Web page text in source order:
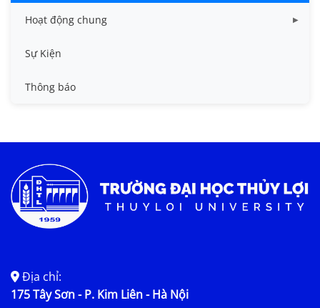
Hoạt động chung
Tin công tác sinh viên
Tin đào tạo
Tin tức chung
Sự Kiện
Thông báo
Địa chỉ:
175 Tây Sơn - P. Kim Liên - Hà Nội